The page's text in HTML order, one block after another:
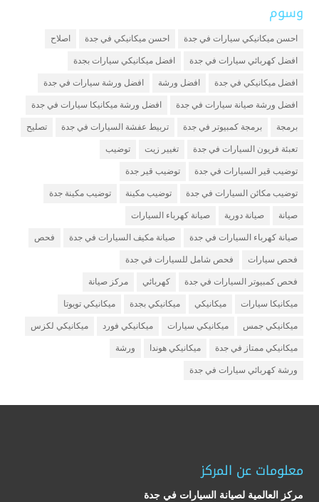
وسوم
احسن ميكانيكي سيارات في جدة احسن ميكانيكي في جدة اصلاح
افضل كهربائي سيارات في جدة افضل ميكانيكي سيارات بجدة
افضل ميكانيكي في جدة افضل ورشة افضل ورشة سيارات في جدة
افضل ورشة صيانة سيارات في جدة افضل ورشة ميكانيكا سيارات في جدة
برمجة برمجة كمبيوتر في جدة تربيط عفشة السيارات في جدة تصليح
تعبئة فريون السيارات في جدة تغيير زيت توضيب
توضيب قير السيارات في جدة توضيب قير جدة
توضيب مكائن السيارات في جدة توضيب مكينة توضيب مكينة جدة
صيانة صيانة دورية صيانة كهرباء السيارات
صيانة كهرباء السيارات في جدة صيانة مكيف السيارات في جدة فحص
فحص سيارات فحص شامل للسيارات في جدة
فحص كمبيوتر السيارات في جدة كهربائي مركز صيانة
ميكانيكا سيارات ميكانيكي ميكانيكي بجدة ميكانيكي تويوتا
ميكانيكي جمس ميكانيكي سيارات ميكانيكي فورد ميكانيكي لكزس
ميكانيكي ممتاز في جدة ميكانيكي هوندا ورشة
ورشة كهربائي سيارات في جدة
معلومات عن المركز
مركز العالمية لصيانة السيارات في جدة